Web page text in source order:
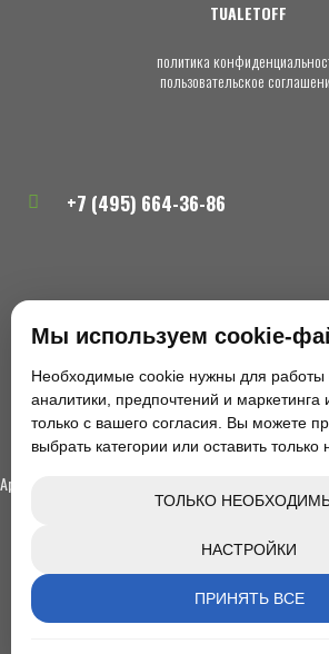
TUALETOFF
политика
пользовательское
+7 (495) 664-36-86
zakaz@tualetoff.ru
Москва, район Щукино, Северо-
административный округ
Аренда VIP туалетов в Санкт-Петербурге
Мы используем cookie-
Необходимые cookie нужны для работы
аналитики, предпочтений и маркетинга
только с вашего согласия. Вы можете
выбрать категории или оставить
ТОЛЬКО
НАСТРОЙКИ
ПРИНЯТЬ ВСЕ